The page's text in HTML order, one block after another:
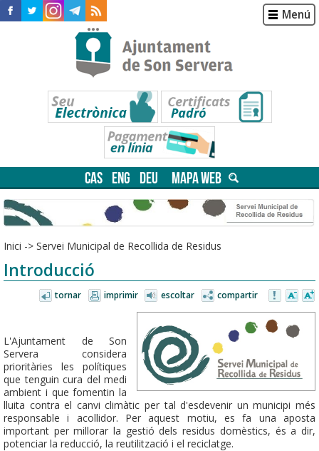
Menú
CAS ENG DEU MAPA WEB
Inici -> Servei Municipal de Recollida de Residus
Introducció
tornar imprimir escoltar compartir
L'Ajuntament de Son
Servera considera
prioritàries les polítiques
que tenguin cura del medi
ambient i que fomentin la
lluita contra el canvi climàtic per tal d'esdevenir un municipi més
responsable i acollidor. Per aquest motiu, es fa una aposta
important per millorar la gestió dels residus domèstics, és a dir,
potenciar la reducció, la reutilització i el reciclatge.